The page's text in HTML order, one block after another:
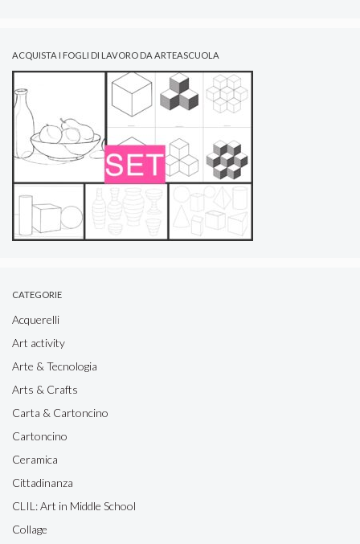
ACQUISTA I FOGLI DI LAVORO DA ARTEASCUOLA
CATEGORIE
Acquerelli
Art activity
Arte & Tecnologia
Arts & Crafts
Carta & Cartoncino
Cartoncino
Ceramica
Cittadinanza
CLIL: Art in Middle School
Collage